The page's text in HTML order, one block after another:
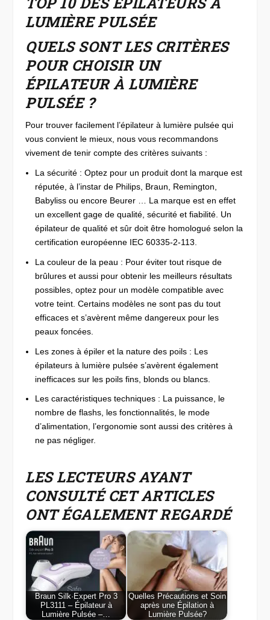
LUMIÈRE PULSÉE
QUELS SONT LES CRITÈRES
POUR CHOISIR UN
ÉPILATEUR À LUMIÈRE
PULSÉE ?
Pour trouver facilement l’épilateur à lumière pulsée qui
vous convient le mieux, nous vous recommandons
vivement de tenir compte des critères suivants :
La sécurité : Optez pour un produit dont la marque est
réputée, à l’instar de Philips, Braun, Remington,
Babyliss ou encore Beurer … La marque est en effet
un excellent gage de qualité, sécurité et fiabilité. Un
épilateur de qualité et sûr doit être homologué selon la
certification européenne IEC 60335-2-113.
La couleur de la peau : Pour éviter tout risque de
brûlures et aussi pour obtenir les meilleurs résultats
possibles, optez pour un modèle compatible avec
votre teint. Certains modèles ne sont pas du tout
efficaces et s’avèrent même dangereux pour les
peaux foncées.
Les zones à épiler et la nature des poils : Les
épilateurs à lumière pulsée s’avèrent également
inefficaces sur les poils fins, blonds ou blancs.
Les caractéristiques techniques : La puissance, le
nombre de flashs, les fonctionnalités, le mode
d’alimentation, l’ergonomie sont aussi des critères à
ne pas négliger.
LES LECTEURS AYANT
CONSULTÉ CET ARTICLES
ONT ÉGALEMENT REGARDÉ
Braun Silk·Expert Pro 3
PL3111 – Épilateur à
Lumière Pulsée –…
Quelles Précautions et Soin
après une Épilation à
Lumière Pulsée?